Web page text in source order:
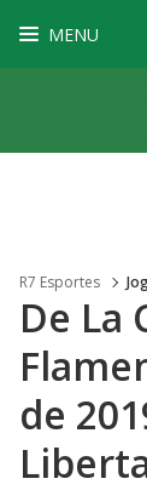
MENU
R7 Esportes
De La
de